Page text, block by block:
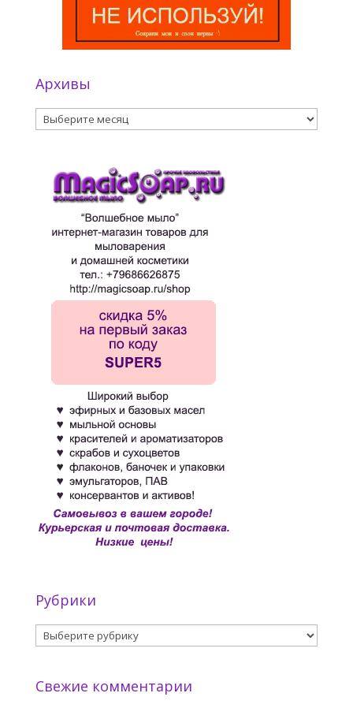
Архивы
Архивы
Рубрики
Рубрики
Свежие комментарии